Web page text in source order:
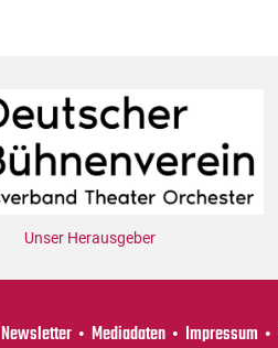
Unser Herausgeber
Newsletter Mediadaten Impressum